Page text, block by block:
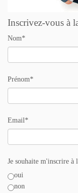
Inscrivez-vous à
Nom*
Prénom*
Email*
Je souhaite m'inscrire à
oui
non